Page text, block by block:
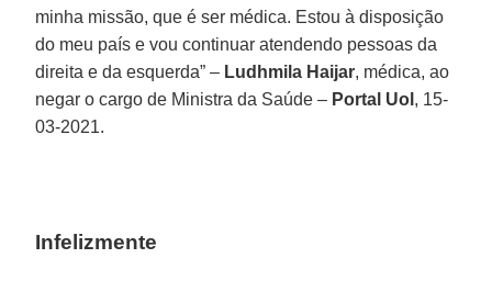
minha missão, que é ser médica. Estou à disposição
do meu país e vou continuar atendendo pessoas da
direita e da esquerda” – Ludhmila Haijar, médica, ao
negar o cargo de Ministra da Saúde – Portal Uol , 15-
03-2021.
Infelizmente